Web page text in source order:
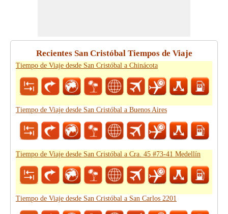
Recientes San Cristóbal Tiempos de Viaje
Tiempo de Viaje desde San Cristóbal a Chinácota
Tiempo de Viaje desde San Cristóbal a Buenos Aires
Tiempo de Viaje desde San Cristóbal a Cra. 45 #73-41 Medellín
Tiempo de Viaje desde San Cristóbal a San Carlos 2201